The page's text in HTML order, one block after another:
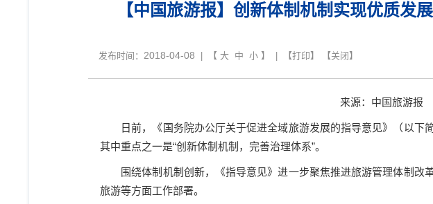
【中国旅游报】创新体制机制实现优质
发布时间： 2018-04-08 | 【 大 中 小 】 | 【打印】 【关闭 】
来源：中国旅游报
日前，《国务院办公厅关于促进全域旅游发展的指导意见》（以下
其中重点之一是“创新体制机制，完善治理体系”。
围绕体制机制创新，《指导意见》进一步聚焦推进旅游管理体制
旅游等方面工作部署。